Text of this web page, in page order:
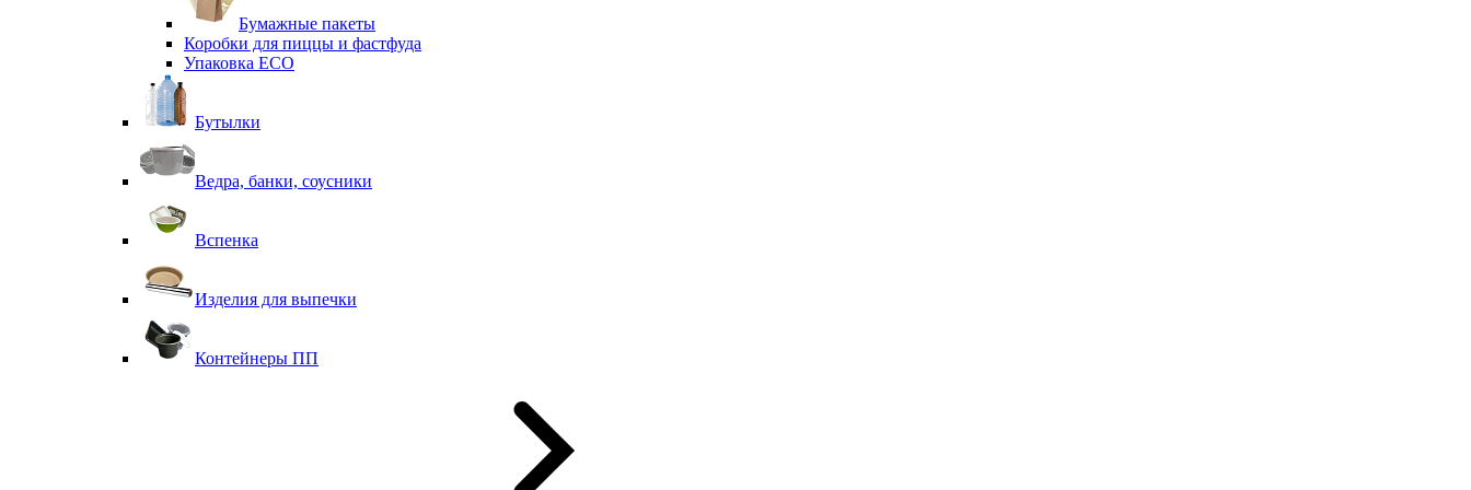
Бумажные пакеты
Коробки для пиццы и фастфуда
Упаковка ECO
Бутылки
Ведра, банки, соусники
Вспенка
Изделия для выпечки
Контейнеры ПП